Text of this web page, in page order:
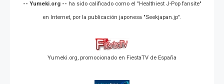
-- Yumeki.org -- ha sido calificado como el "Healthiest J-Pop fansite"
en Internet, por la publicación japonesa "Seekjapan.jp".
Yumeki.org, promocionado en FiestaTV de España